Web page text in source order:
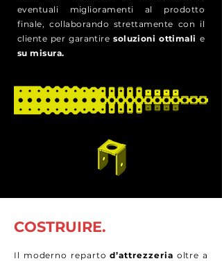
eventuali miglioramenti al prodotto
finale, collaborando strettamente con il
cliente per garantiresoluzioni ottimali e
su misura.
COSTRUIRE.
Il moderno reparto d’attrezzeria oltre a